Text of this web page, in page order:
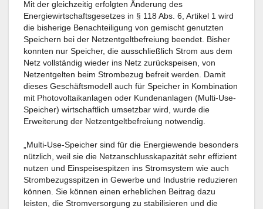
Mit der gleichzeitig erfolgten Änderung des
Energiewirtschaftsgesetzes in § 118 Abs. 6, Artikel 1 wird
die bisherige Benachteiligung von gemischt genutzten
Speichern bei der Netzentgeltbefreiung beendet. Bisher
konnten nur Speicher, die ausschließlich Strom aus dem
Netz vollständig wieder ins Netz zurückspeisen, von
Netzentgelten beim Strombezug befreit werden. Damit
dieses Geschäftsmodell auch für Speicher in Kombination
mit Photovoltaikanlagen oder Kundenanlagen (Multi-Use-
Speicher) wirtschaftlich umsetzbar wird, wurde die
Erweiterung der Netzentgeltbefreiung notwendig.
„Multi-Use-Speicher sind für die Energiewende besonders
nützlich, weil sie die Netzanschlusskapazität sehr effizient
nutzen und Einspeisespitzen ins Stromsystem wie auch
Strombezugsspitzen in Gewerbe und Industrie reduzieren
können. Sie können einen erheblichen Beitrag dazu
leisten, die Stromversorgung zu stabilisieren und die